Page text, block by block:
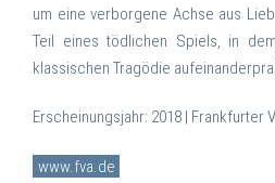
um eine verborgene Achse aus
Teil eines tödlichen Spiels, in
klassischen Tragödie
Erscheinungsjahr: 2018 | Frankfurter
www.fva.de